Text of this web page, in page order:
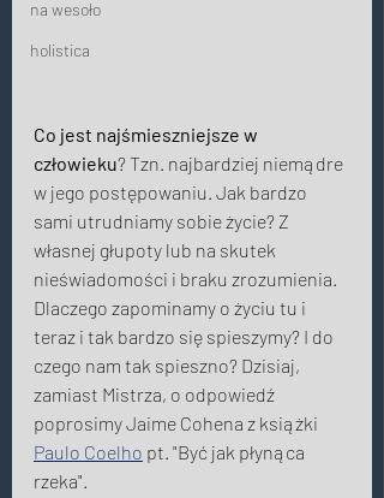
na wesoło
holistica
Co jest najśmieszniejsze w
człowieku? Tzn. najbardziej niemądre
w jego postępowaniu. Jak bardzo
sami utrudniamy sobie życie? Z
własnej głupoty lub na skutek
nieświadomości i braku zrozumienia.
Dlaczego zapominamy o życiu tu i
teraz i tak bardzo się spieszymy? I do
czego nam tak spieszno? Dzisiaj,
zamiast Mistrza, o odpowiedź
poprosimy Jaime Cohena z książki
Paulo Coelho pt. "Być jak płynąca
rzeka".